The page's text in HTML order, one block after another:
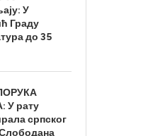
У
Граду
до 35
У рату
српског